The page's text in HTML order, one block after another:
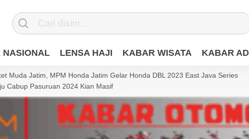
NASIONAL LENSA HAJI KABAR WISATA KABAR
Muda Jatim, MPM Honda Jatim Gelar Honda DBL 2023 East Java Series
Cabup Pasuruan 2024 Kian Masif